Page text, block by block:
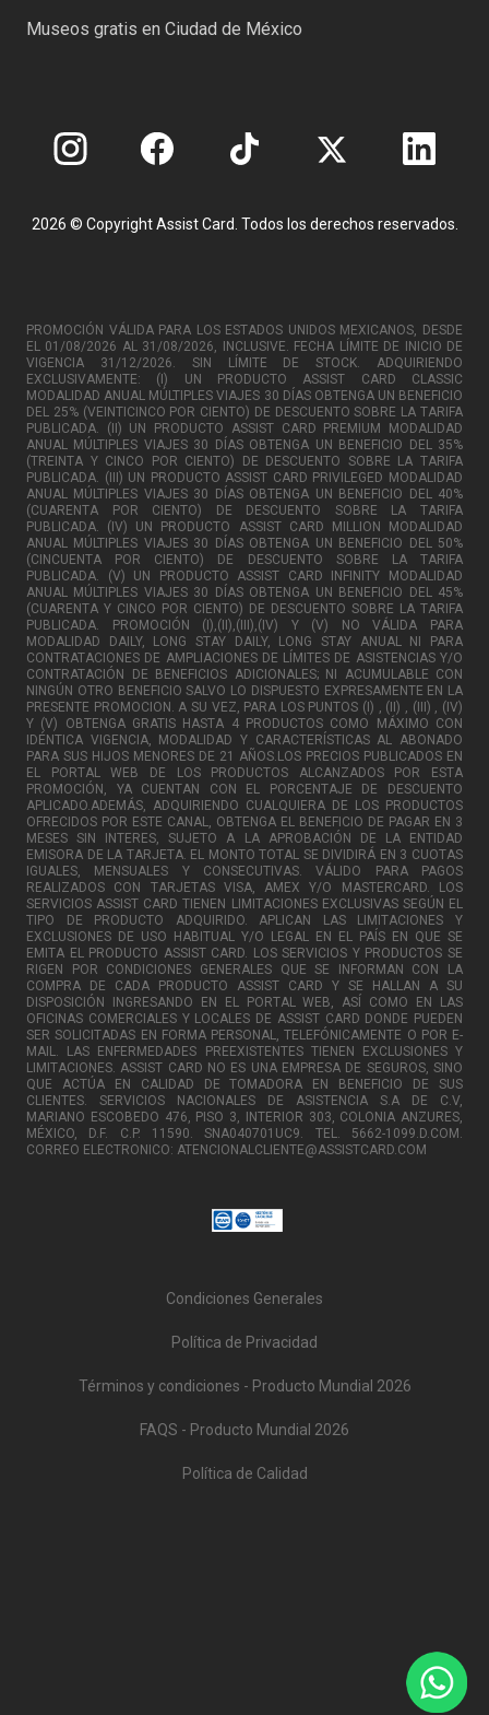
Museos gratis en Ciudad de México
2026 © Copyright Assist Card. Todos los derechos reservados.
PROMOCIÓN VÁLIDA PARA LOS ESTADOS UNIDOS MEXICANOS, DESDE
EL 01/08/2026 AL 31/08/2026, INCLUSIVE. FECHA LÍMITE DE INICIO DE
VIGENCIA 31/12/2026. SIN LÍMITE DE STOCK. ADQUIRIENDO
EXCLUSIVAMENTE: (I) UN PRODUCTO ASSIST CARD CLASSIC
MODALIDAD ANUAL MÚLTIPLES VIAJES 30 DÍAS OBTENGA UN BENEFICIO
DEL 25% (VEINTICINCO POR CIENTO) DE DESCUENTO SOBRE LA TARIFA
PUBLICADA. (II) UN PRODUCTO ASSIST CARD PREMIUM MODALIDAD
ANUAL MÚLTIPLES VIAJES 30 DÍAS OBTENGA UN BENEFICIO DEL 35%
(TREINTA Y CINCO POR CIENTO) DE DESCUENTO SOBRE LA TARIFA
PUBLICADA. (III) UN PRODUCTO ASSIST CARD PRIVILEGED MODALIDAD
ANUAL MÚLTIPLES VIAJES 30 DÍAS OBTENGA UN BENEFICIO DEL 40%
(CUARENTA POR CIENTO) DE DESCUENTO SOBRE LA TARIFA
PUBLICADA. (IV) UN PRODUCTO ASSIST CARD MILLION MODALIDAD
ANUAL MÚLTIPLES VIAJES 30 DÍAS OBTENGA UN BENEFICIO DEL 50%
(CINCUENTA POR CIENTO) DE DESCUENTO SOBRE LA TARIFA
PUBLICADA. (V) UN PRODUCTO ASSIST CARD INFINITY MODALIDAD
ANUAL MÚLTIPLES VIAJES 30 DÍAS OBTENGA UN BENEFICIO DEL 45%
(CUARENTA Y CINCO POR CIENTO) DE DESCUENTO SOBRE LA TARIFA
PUBLICADA. PROMOCIÓN (I),(II),(III),(IV) Y (V) NO VÁLIDA PARA
MODALIDAD DAILY, LONG STAY DAILY, LONG STAY ANUAL NI PARA
CONTRATACIONES DE AMPLIACIONES DE LÍMITES DE ASISTENCIAS Y/O
CONTRATACIÓN DE BENEFICIOS ADICIONALES; NI ACUMULABLE CON
NINGÚN OTRO BENEFICIO SALVO LO DISPUESTO EXPRESAMENTE EN LA
PRESENTE PROMOCION. A SU VEZ, PARA LOS PUNTOS (I) , (II) , (III) , (IV)
Y (V) OBTENGA GRATIS HASTA 4 PRODUCTOS COMO MÁXIMO CON
IDÉNTICA VIGENCIA, MODALIDAD Y CARACTERÍSTICAS AL ABONADO
PARA SUS HIJOS MENORES DE 21 AÑOS.LOS PRECIOS PUBLICADOS EN
EL PORTAL WEB DE LOS PRODUCTOS ALCANZADOS POR ESTA
PROMOCIÓN, YA CUENTAN CON EL PORCENTAJE DE DESCUENTO
APLICADO.ADEMÁS, ADQUIRIENDO CUALQUIERA DE LOS PRODUCTOS
OFRECIDOS POR ESTE CANAL, OBTENGA EL BENEFICIO DE PAGAR EN 3
MESES SIN INTERES, SUJETO A LA APROBACIÓN DE LA ENTIDAD
EMISORA DE LA TARJETA. EL MONTO TOTAL SE DIVIDIRÁ EN 3 CUOTAS
IGUALES, MENSUALES Y CONSECUTIVAS. VÁLIDO PARA PAGOS
REALIZADOS CON TARJETAS VISA, AMEX Y/O MASTERCARD. LOS
SERVICIOS ASSIST CARD TIENEN LIMITACIONES EXCLUSIVAS SEGÚN EL
TIPO DE PRODUCTO ADQUIRIDO. APLICAN LAS LIMITACIONES Y
EXCLUSIONES DE USO HABITUAL Y/O LEGAL EN EL PAÍS EN QUE SE
EMITA EL PRODUCTO ASSIST CARD. LOS SERVICIOS Y PRODUCTOS SE
RIGEN POR CONDICIONES GENERALES QUE SE INFORMAN CON LA
COMPRA DE CADA PRODUCTO ASSIST CARD Y SE HALLAN A SU
DISPOSICIÓN INGRESANDO EN EL PORTAL WEB, ASÍ COMO EN LAS
OFICINAS COMERCIALES Y LOCALES DE ASSIST CARD DONDE PUEDEN
SER SOLICITADAS EN FORMA PERSONAL, TELEFÓNICAMENTE O POR E-
MAIL. LAS ENFERMEDADES PREEXISTENTES TIENEN EXCLUSIONES Y
LIMITACIONES. ASSIST CARD NO ES UNA EMPRESA DE SEGUROS, SINO
QUE ACTÚA EN CALIDAD DE TOMADORA EN BENEFICIO DE SUS
CLIENTES. SERVICIOS NACIONALES DE ASISTENCIA S.A DE C.V,
MARIANO ESCOBEDO 476, PISO 3, INTERIOR 303, COLONIA ANZURES,
MÉXICO, D.F. C.P. 11590. SNA040701UC9. TEL. 5662-1099.D.COM.
CORREO ELECTRONICO: ATENCIONALCLIENTE@ASSISTCARD.COM
Condiciones Generales
Política de Privacidad
Términos y condiciones - Producto Mundial 2026
FAQS - Producto Mundial 2026
Política de Calidad